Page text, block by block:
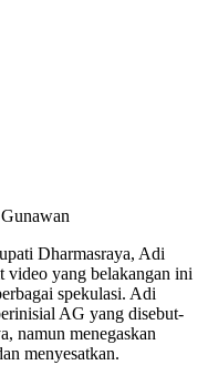
Dharmasraya, Adi
video yang belakangan ini
spekulasi. Adi
AG yang disebut-
namun menegaskan
menyesatkan.